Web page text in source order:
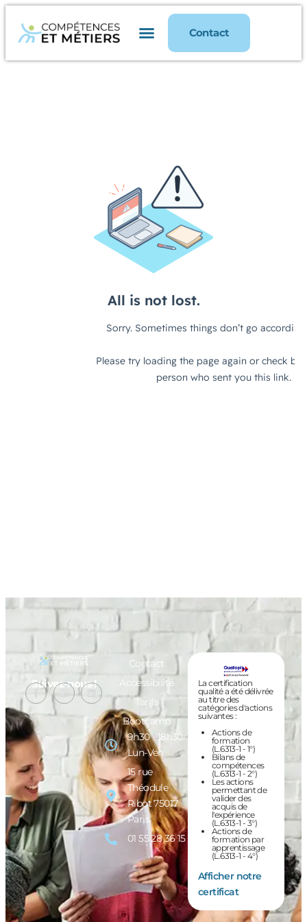
Contact
Suivez-nous !
Contact
Accessibilité
Tarifs
Bootcamp
9h30 - 18h30
Lun-Ven
15 rue
Théodule
Ribot 75017
Paris
01 55 28 36 15
La certification
qualité a été délivrée
au titre des
catégories d'actions
suivantes :
Actions de
formation
(L.6313-1 - 1°)
Bilans de
compétences
(L.6313-1 - 2°)
Les actions
permettant de
valider des
acquis de
l'expérience
(L.6313-1 - 3°)
Actions de
formation par
apprentissage
(L.6313-1 - 4°)
Afficher notre
certificat